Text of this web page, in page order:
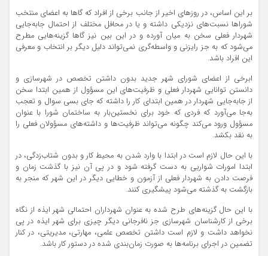
بر این اساس، در روزهای اخیر از جانب برخی از افراد که گاها به اعضای منتخب
شوراها نسبت‌های نزدیکی داشته و یا در محافل مختلف از احتمال جابه‌جایی
شهردار فعلی سخن به میان آورده و در این بین نیز گاها گزینه‌هایی مطرح
می‌شود که به جز رایزنی و واسطه‌گری نمی‌تواند دلیل دیگر بر انتخاب و معرفی
این افراد باشد.
ابرخی از اعضای شورای شهر جدید بدون داشتن تخصص در شهرسازی و
دانستن توانایی شهردار فعلی و ظرفیت‌های این مسؤول از همین ابتدا سخن
از جابه‌جایی شهردار در همین ابتدای کار را داشته که جای بسی سوال و تعجب
به‌جا می‌آورد که فردی که خود برای نخستین‌بار به ساختمان شورا با عنوان
مسؤول ورود می‌کند چگونه می‌تواند ظرفیت‌ها و داشته‌های مسؤولان فعلی را
به نقد بکشد.
با این حال لازم است در ابتدا با وارد شدن به محیط کار و بدون شتاب‌زدگی، در
ابتدا امورات شواریی به دست گرفته شود و در پی آن نیز با گذشت زمان و
فرصت دادن به شهردار فعلی از آزمون و خطایی دیگر در این شهر که منجر به
بازگشت به گذشته می‌شود پیشگیری کنند.
با این حال گزینه‌های طرح شده به عنوان شهرداران احتمالی شهر ایذه از نگاه
برخی از کارشناسان شهرسازی جز نافرجانی دیگر چیزی برای شهر ایذه در پی
نخواهد داشت و لازم است داشتن تخصص علمی، مهارتی، مدیریتی، در کنار
تضمین در اجرای برنامه‌ها به صورت زمان‌بندی شده در دستور کار باشد.